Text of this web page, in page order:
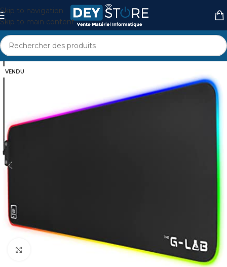
Skip to navigation
Skip to main content
VENDU
Cliquez pour agrandir